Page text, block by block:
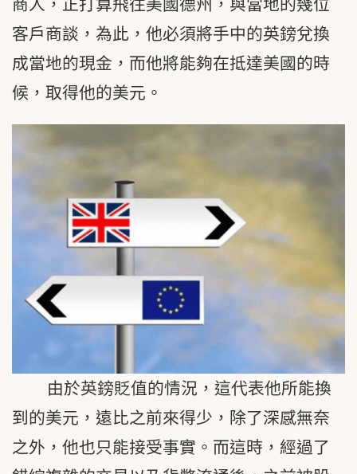
商人，正打算飛往美國德州，與當地的幾位
客戶商談，為此，他必須將手中的英鎊兌換
成當地的現金，而他將能夠在抵達美國的時
候，取得他的美元。
由於英鎊貶值的情況，這代表他所能換
到的美元，遠比之前來得少，除了深感無奈
之外，他也只能接受事實。而這時，經過了